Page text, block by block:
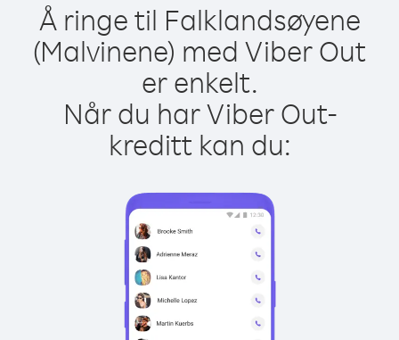
Å ringe til Falklandsøyene
(Malvinene) med Viber Out
er enkelt.
Når du har Viber Out-
kreditt kan du: